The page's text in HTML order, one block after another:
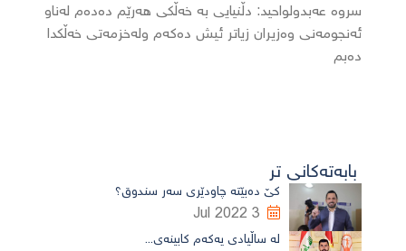
سروە عەبدولواحید: دڵنیایی بە خەڵکی هەرێم دەدەم لەناو
ئەنجومەنی وەزیران زیاتر ئیش دەکەم ولەخزمەتی خەڵکدا
دەبم
بابەتەکانی تر
کێ دەبێتە چاودێری سەر سندوق؟
3 Jul 2022
لە ساڵیادی یەکەم کابینەی...